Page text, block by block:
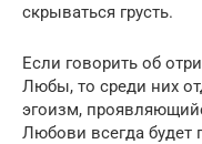
скрываться грусть.
Если говорить об
Любы, то среди них
эгоизм,
Любови всегда будет